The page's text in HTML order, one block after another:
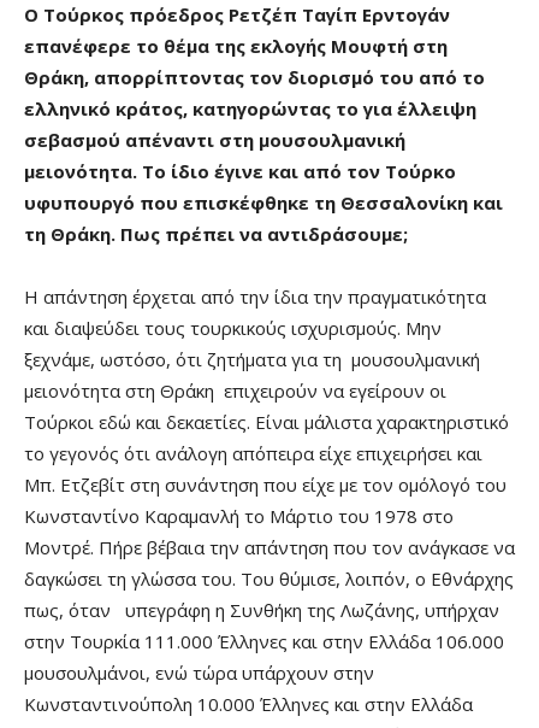
Ο Τούρκος πρόεδρος Ρετζέπ Ταγίπ Ερντογάν
επανέφερε το θέμα της εκλογής Μουφτή στη
Θράκη, απορρίπτοντας τον διορισμό του από το
ελληνικό κράτος, κατηγορώντας το για έλλειψη
σεβασμού απέναντι στη μουσουλμανική
μειονότητα. Το ίδιο έγινε και από τον Τούρκο
υφυπουργό που επισκέφθηκε τη Θεσσαλονίκη και
τη Θράκη. Πως πρέπει να αντιδράσουμε;
Η απάντηση έρχεται από την ίδια την πραγματικότητα
και διαψεύδει τους τουρκικούς ισχυρισμούς. Μην
ξεχνάμε, ωστόσο, ότι ζητήματα για τη μουσουλμανική
μειονότητα στη Θράκη επιχειρούν να εγείρουν οι
Τούρκοι εδώ και δεκαετίες. Είναι μάλιστα χαρακτηριστικό
το γεγονός ότι ανάλογη απόπειρα είχε επιχειρήσει και
Μπ. Ετζεβίτ στη συνάντηση που είχε με τον ομόλογό του
Κωνσταντίνο Καραμανλή το Μάρτιο του 1978 στο
Μοντρέ. Πήρε βέβαια την απάντηση που τον ανάγκασε να
δαγκώσει τη γλώσσα του. Του θύμισε, λοιπόν, ο Εθνάρχης
πως, όταν υπεγράφη η Συνθήκη της Λωζάνης, υπήρχαν
στην Τουρκία 111.000 Έλληνες και στην Ελλάδα 106.000
μουσουλμάνοι, ενώ τώρα υπάρχουν στην
Κωνσταντινούπολη 10.000 Έλληνες και στην Ελλάδα